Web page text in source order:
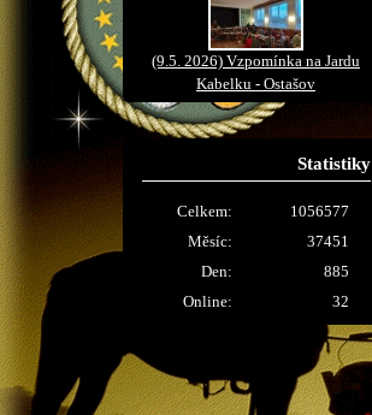
(9.5. 2026) Vzpomínka na Jardu
Kabelku - Ostašov
Statistiky
Online: 32
Celkem:
1056577
Měsíc:
37451
Den:
885